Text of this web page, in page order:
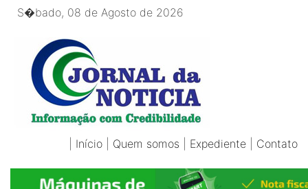
S�bado, 08 de Agosto de 2026
Início Quem somos Expediente Contato